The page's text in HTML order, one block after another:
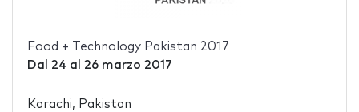
Food + Technology Pakistan 2017
Dal 24 al 26 marzo 2017
Karachi, Pakistan